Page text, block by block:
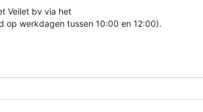
Veilet bv via het
werkdagen tussen 10:00 en 12:00).